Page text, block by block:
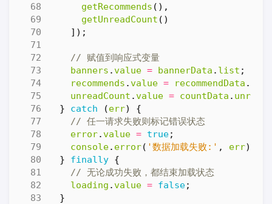
getRecommends (),
getUnreadCount ()
]);
banners .value = bannerData . list ;
recommends .value = recommendData .
unreadCount .value = countData . unread
}
catch (err)
{
error.value = true;
console. error( '数据加载失败:' , err);
}
finally {
loading .value = false;
}